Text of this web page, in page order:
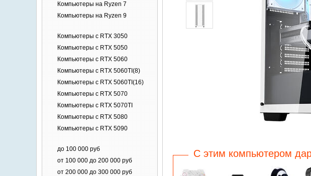
Компьютеры на Ryzen 7
Компьютеры на Ryzen 9
Компьютеры c RTX 3050
Компьютеры c RTX 5050
Компьютеры c RTX 5060
Компьютеры c RTX 5060TI(8)
Компьютеры c RTX 5060TI(16)
Компьютеры c RTX 5070
Компьютеры c RTX 5070TI
Компьютеры c RTX 5080
Компьютеры c RTX 5090
до 100 000 руб
от 100 000 до 200 000 руб
от 200 000 до 300 000 руб
C этим компьютером